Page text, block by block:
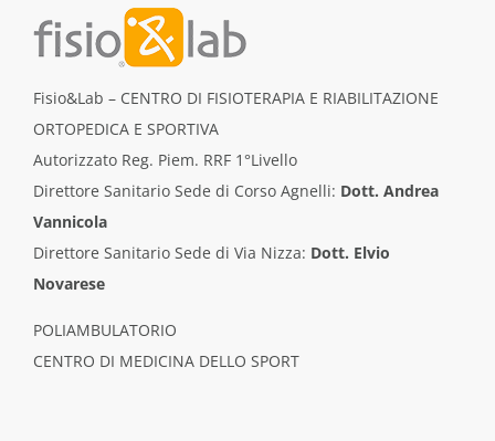
Fisio&Lab – CENTRO DI FISIOTERAPIA E RIABILITAZIONE
ORTOPEDICA E SPORTIVA
Autorizzato Reg. Piem. RRF 1°Livello
Direttore Sanitario Sede di Corso Agnelli: Dott. Andrea
Vannicola
Direttore Sanitario Sede di Via Nizza: Dott. Elvio
Novarese
POLIAMBULATORIO
CENTRO DI MEDICINA DELLO SPORT